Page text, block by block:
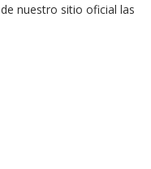
nuestro sitio oficial las